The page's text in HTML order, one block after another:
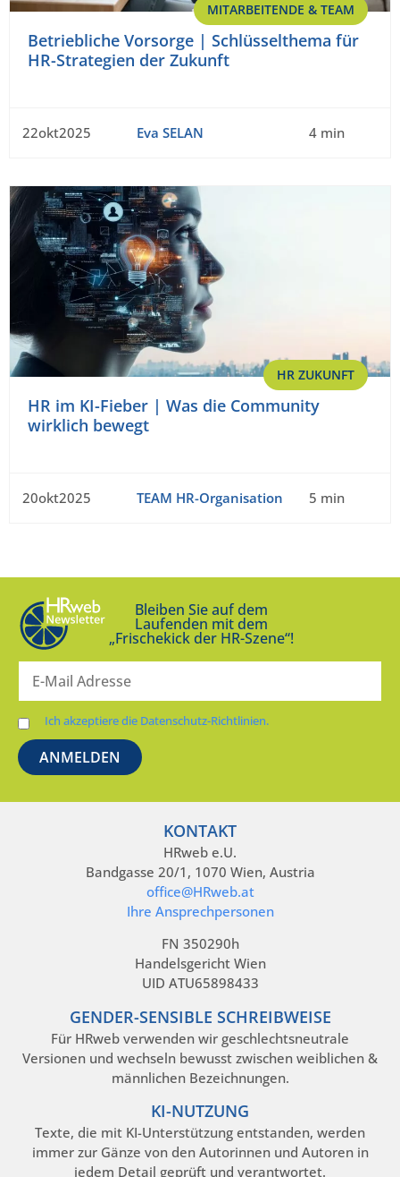
MITARBEITENDE & TEAM
Betriebliche Vorsorge | Schlüsselthema für
HR-Strategien der Zukunft
22okt2025 Eva SELAN 4 min
HR ZUKUNFT
HR im KI-Fieber | Was die Community
wirklich bewegt
20okt2025 TEAM HR-Organisation 5 min
Bleiben Sie auf dem
Laufenden mit dem
„Frischekick der HR-Szene“!
Ich akzeptiere die Datenschutz-Richtlinien.
KONTAKT
HRweb e.U.
Bandgasse 20/1, 1070 Wien, Austria
office@HRweb.at
Ihre Ansprechpersonen
FN 350290h
Handelsgericht Wien
UID ATU65898433
GENDER-SENSIBLE SCHREIBWEISE
Für HRweb verwenden wir geschlechtsneutrale
Versionen und wechseln bewusst zwischen weiblichen &
männlichen Bezeichnungen.
KI-NUTZUNG
Texte, die mit KI-Unterstützung entstanden, werden
immer zur Gänze von den Autorinnen und Autoren in
jedem Detail geprüft und verantwortet.